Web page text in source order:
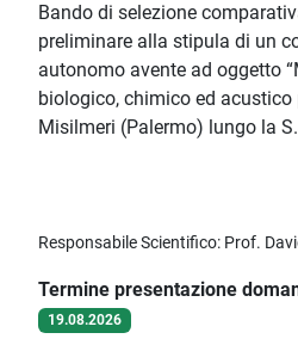
Bando di selezione
preliminare alla stipula di un
autonomo avente ad oggetto
biologico, chimico ed
Misilmeri (Palermo) lungo la
Responsabile Scientifico: Prof.
Termine presentazione
19.08.2026